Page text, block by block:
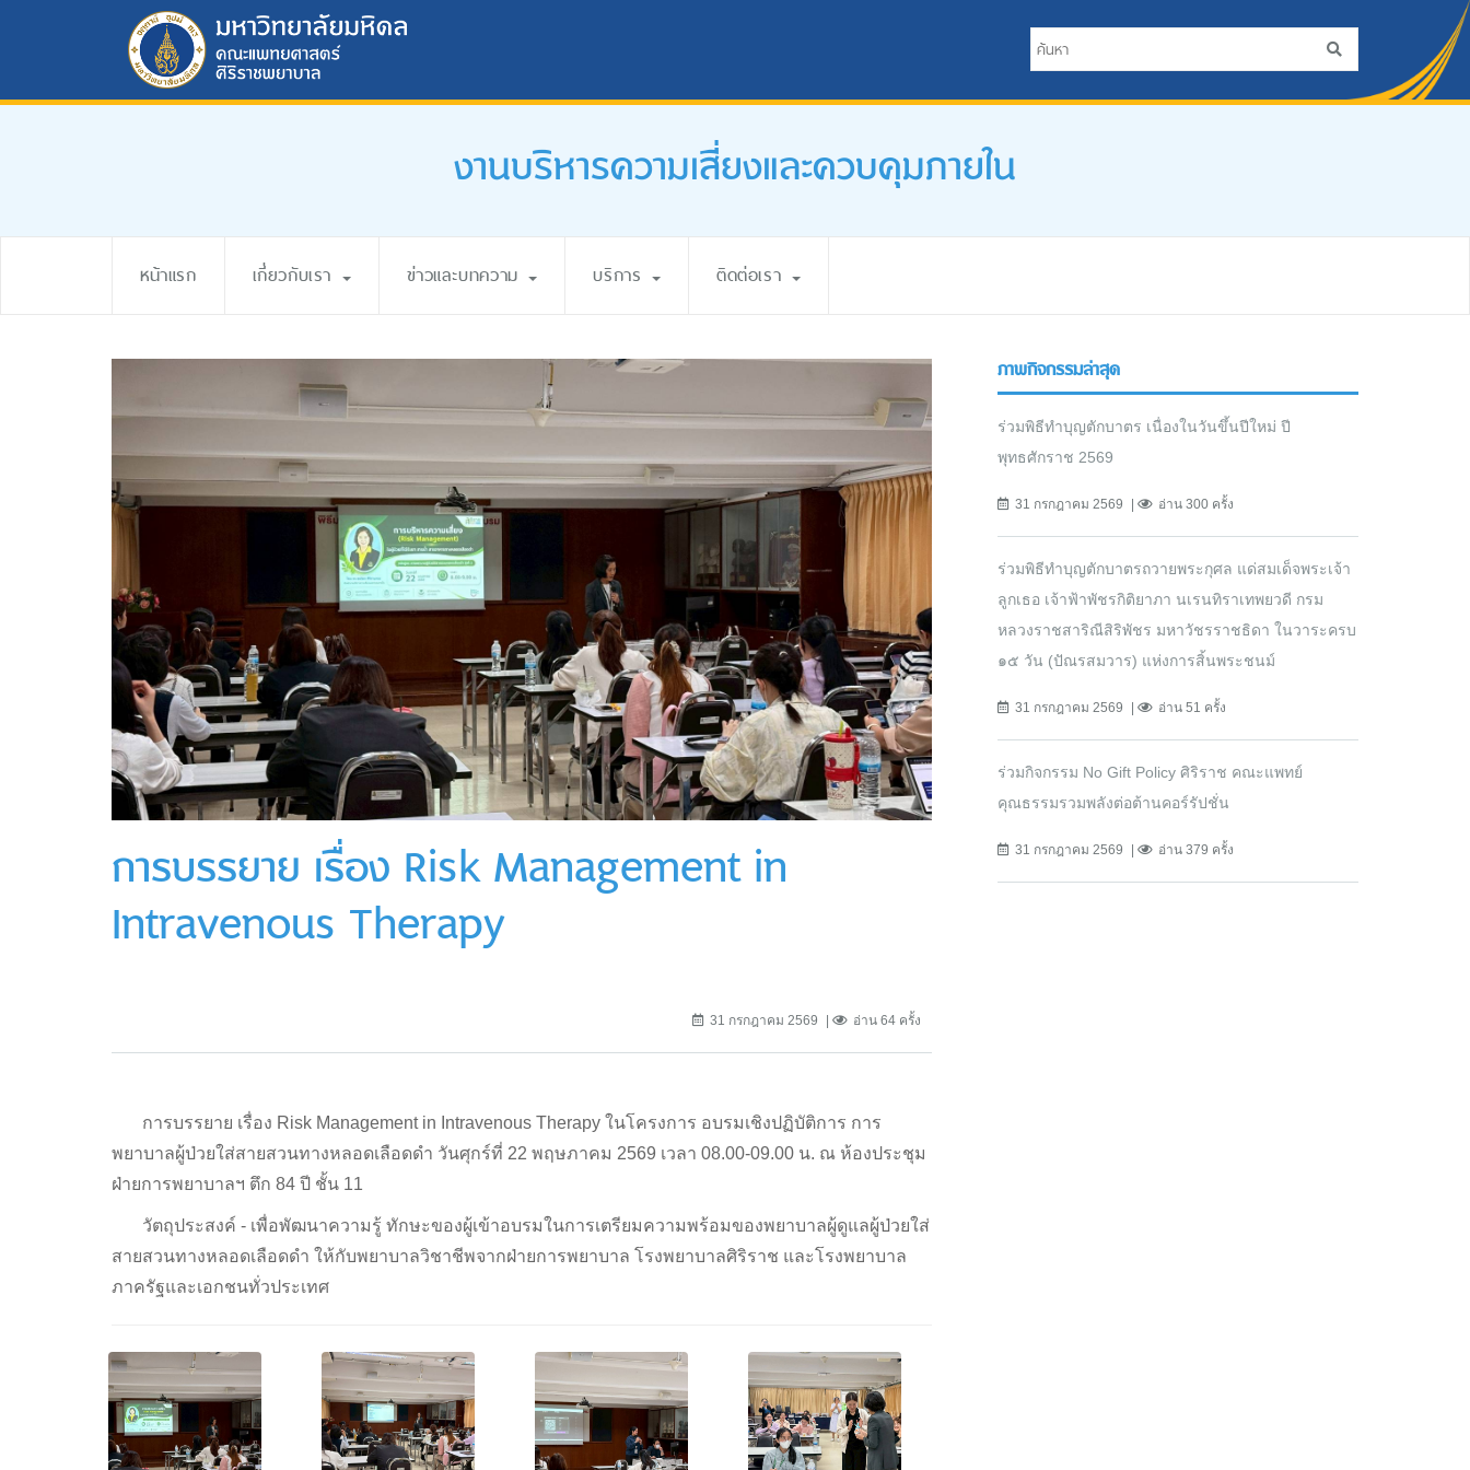
งานบริหารความเสี่ยงและควบคุมภายใน
หน้าแรก เกี่ยวกับเรา ข่าวและบทความ บริการ ติดต่อเรา
การบรรยาย เรื่อง Risk Management in
Intravenous Therapy
31 กรกฎาคม 2569 อ่าน 64 ครั้ง
การบรรยาย เรื่อง Risk Management in Intravenous Therapy ในโครงการ อบรมเชิงปฏิบัติการ การ
พยาบาลผู้ป่วยใส่สายสวนทางหลอดเลือดดำ วันศุกร์ที่ 22 พฤษภาคม 2569 เวลา 08.00-09.00 น. ณ ห้องประชุม
ฝ่ายการพยาบาลฯ ตึก 84 ปี ชั้น 11
วัตถุประสงค์ - เพื่อพัฒนาความรู้ ทักษะของผู้เข้าอบรมในการเตรียมความพร้อมของพยาบาลผู้ดูแลผู้ป่วยใส่
สายสวนทางหลอดเลือดดำ ให้กับพยาบาลวิชาชีพจากฝ่ายการพยาบาล โรงพยาบาลศิริราช และโรงพยาบาล
ภาครัฐและเอกชนทั่วประเทศ
ภาพกิจกรรมล่าสุด
ร่วมพิธีทำบุญตักบาตร เนื่องในวันขึ้นปีใหม่ ปี
พุทธศักราช 2569
31 กรกฎาคม 2569 อ่าน 300 ครั้ง
ร่วมพิธีทำบุญตักบาตรถวายพระกุศล แด่สมเด็จพระเจ้า
ลูกเธอ เจ้าฟ้าพัชรกิติยาภา นเรนทิราเทพยวดี กรม
หลวงราชสาริณีสิริพัชร มหาวัชรราชธิดา ในวาระครบ
๑๕ วัน (ปัณรสมวาร) แห่งการสิ้นพระชนม์
31 กรกฎาคม 2569 อ่าน 51 ครั้ง
ร่วมกิจกรรม No Gift Policy ศิริราช คณะแพทย์
คุณธรรมรวมพลังต่อต้านคอร์รัปชั่น
31 กรกฎาคม 2569 อ่าน 379 ครั้ง